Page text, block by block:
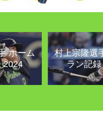
ホーム
2024
村上宗隆選
ラン記